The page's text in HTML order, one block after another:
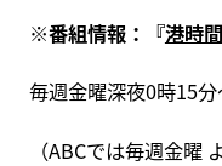
※番組情報：『港時間
毎週金曜深夜0時15
（ABCでは毎週金曜